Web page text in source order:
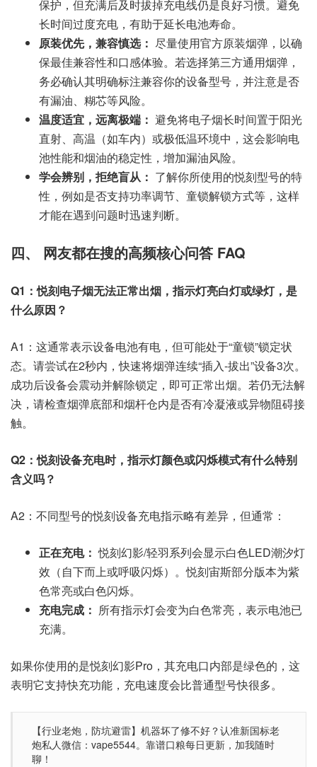
保护，但充满后及时拔掉充电线仍是良好习惯。避免
长时间过度充电，有助于延长电池寿命。
原装优先，兼容慎选： 尽量使用官方原装烟弹，以确
保最佳兼容性和口感体验。若选择第三方通用烟弹，
务必确认其明确标注兼容你的设备型号，并注意是否
有漏油、糊芯等风险。
温度适宜，远离极端： 避免将电子烟长时间置于阳光
直射、高温（如车内）或极低温环境中，这会影响电
池性能和烟油的稳定性，增加漏油风险。
学会辨别，拒绝盲从： 了解你所使用的悦刻型号的特
性，例如是否支持功率调节、童锁解锁方式等，这样
才能在遇到问题时迅速判断。
四、 网友都在搜的高频核心问答 FAQ
Q1：悦刻电子烟无法正常出烟，指示灯亮白灯或绿灯，是
什么原因？
A1：这通常表示设备电池有电，但可能处于“童锁”锁定状
态。请尝试在2秒内，快速将烟弹连续“插入-拔出”设备3次。
成功后设备会震动并解除锁定，即可正常出烟。若仍无法解
决，请检查烟弹底部和烟杆仓内是否有冷凝液或异物阻碍接
触。
Q2：悦刻设备充电时，指示灯颜色或闪烁模式有什么特别
含义吗？
A2：不同型号的悦刻设备充电指示略有差异，但通常：
正在充电： 悦刻幻影/轻羽系列会显示白色LED潮汐灯
效（自下而上或呼吸闪烁）。悦刻宙斯部分版本为紫
色常亮或白色闪烁。
充电完成： 所有指示灯会变为白色常亮，表示电池已
充满。
如果你使用的是悦刻幻影Pro，其充电口内部是绿色的，这
表明它支持快充功能，充电速度会比普通型号快很多。
【行业老炮，防坑避雷】机器坏了修不好？认准新国标老
炮私人微信：vape5544。靠谱口粮每日更新，加我随时
聊！